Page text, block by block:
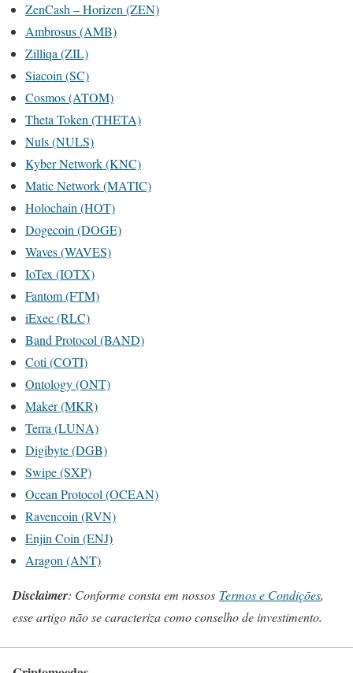
ZenCash – Horizen (ZEN)
Ambrosus (AMB)
Zilliqa (ZIL)
Siacoin (SC)
Cosmos (ATOM)
Theta Token (THETA)
Nuls (NULS)
Kyber Network (KNC)
Matic Network (MATIC)
Holochain (HOT)
Dogecoin (DOGE)
Waves (WAVES)
IoTex (IOTX)
Fantom (FTM)
iExec (RLC)
Band Protocol (BAND)
Coti (COTI)
Ontology (ONT)
Maker (MKR)
Terra (LUNA)
Digibyte (DGB)
Swipe (SXP)
Ocean Protocol (OCEAN)
Ravencoin (RVN)
Enjin Coin (ENJ)
Aragon (ANT)
Disclaimer: Conforme consta em nossos Termos e Condições,
esse artigo não se caracteriza como conselho de investimento.